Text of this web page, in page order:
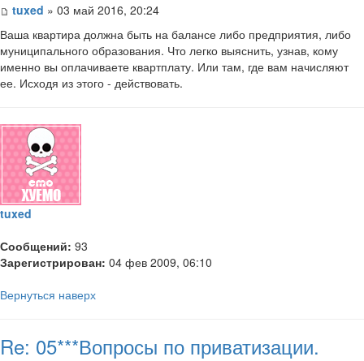
tuxed » 03 май 2016, 20:24
Ваша квартира должна быть на балансе либо предприятия, либо
муниципального образования. Что легко выяснить, узнав, кому
именно вы оплачиваете квартплату. Или там, где вам начисляют
ее. Исходя из этого - действовать.
tuxed
Сообщений: 93
Зарегистрирован: 04 фев 2009, 06:10
Вернуться наверх
Re: 05***Вопросы по приватизации.